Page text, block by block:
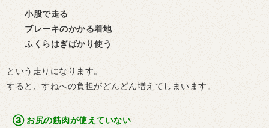
小股で走る
ブレーキのかかる着地
ふくらはぎばかり使う
という走りになります。
すると、すねへの負担がどんどん増えてしまいます。
③お尻の筋肉が使えていない